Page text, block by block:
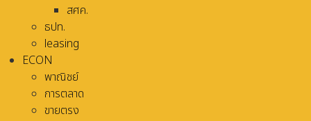
สศค.
ธปท.
leasing
ECON
พาณิชย์
การตลาด
ขายตรง